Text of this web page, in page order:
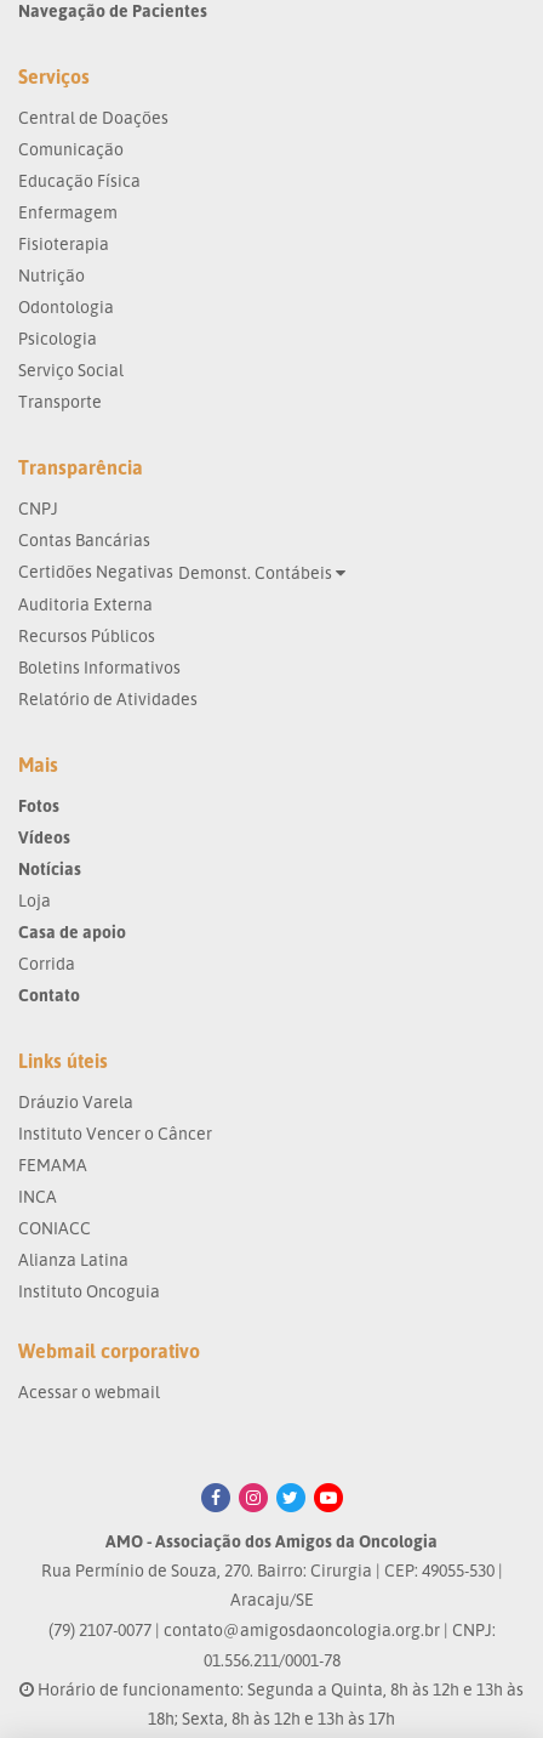
Navegação de Pacientes
Serviços
Central de Doações
Comunicação
Educação Física
Enfermagem
Fisioterapia
Nutrição
Odontologia
Psicologia
Serviço Social
Transporte
Transparência
CNPJ
Contas Bancárias
Certidões Negativas Demonst. Contábeis
Auditoria Externa
Recursos Públicos
Boletins Informativos
Relatório de Atividades
Mais
Fotos
Vídeos
Notícias
Loja
Casa de apoio
Corrida
Contato
Links úteis
Dráuzio Varela
Instituto Vencer o Câncer
FEMAMA
INCA
CONIACC
Alianza Latina
Instituto Oncoguia
Webmail corporativo
Acessar o webmail
AMO - Associação dos Amigos da Oncologia
Rua Permínio de Souza, 270. Bairro: Cirurgia | CEP: 49055-530 |
Aracaju/SE
(79) 2107-0077 | contato@amigosdaoncologia.org.br| CNPJ:
01.556.211/0001-78
Horário de funcionamento: Segunda a Quinta, 8h às 12h e 13h às
18h; Sexta, 8h às 12h e 13h às 17h